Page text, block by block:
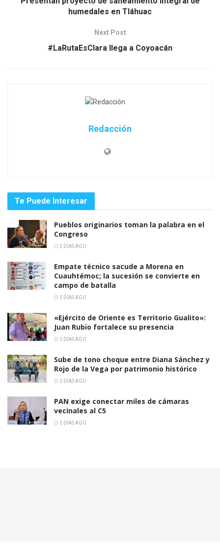
humedales en Tláhuac
Next Post
#LaRutaEsClara llega a Coyoacán
Redacción
Te Puede Interesar
Pueblos originarios toman la palabra en el
Congreso
2 DÍAS AGO
Empate técnico sacude a Morena en
Cuauhtémoc; la sucesión se convierte en
campo de batalla
3 DÍAS AGO
«Ejército de Oriente es Territorio Gualito»:
Juan Rubio fortalece su presencia
3 DÍAS AGO
Sube de tono choque entre Diana Sánchez y
Rojo de la Vega por patrimonio histórico
3 DÍAS AGO
PAN exige conectar miles de cámaras
vecinales al C5
3 DÍAS AGO